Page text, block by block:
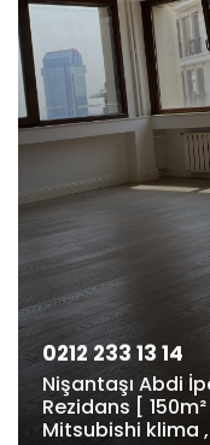
0212 233 13 14
Nişantaşı Abdi
Rezidans [
Mitsubishi klima